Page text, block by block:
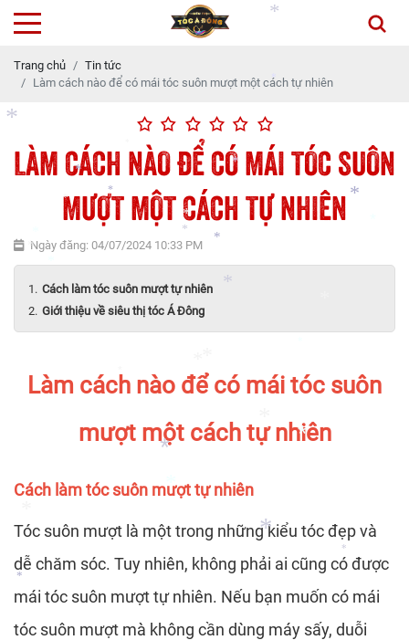
*
*
*
*
*
*
*
*
*
*
*
*
*
*
Trang chủ
Tin tức
Làm cách nào để có mái tóc suôn mượt một cách tự nhiên
LÀM CÁCH NÀO ĐỂ CÓ MÁI TÓC SUÔN
MƯỢT MỘT CÁCH TỰ NHIÊN
Ngày đăng: 04/07/2024 10:33 PM
Cách làm tóc suôn mượt tự nhiên
Giới thiệu về siêu thị tóc Á Đông
Làm cách nào để có mái tóc suôn
mượt một cách tự nhiên
Cách làm tóc suôn mượt tự nhiên
Tóc suôn mượt là một trong những kiểu tóc đẹp và
dễ chăm sóc. Tuy nhiên, không phải ai cũng có được
mái tóc suôn mượt tự nhiên. Nếu bạn muốn có mái
tóc suôn mượt mà không cần dùng máy sấy, duỗi